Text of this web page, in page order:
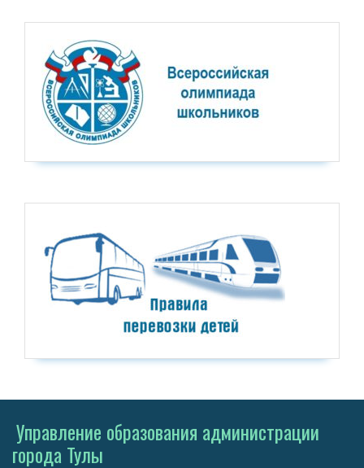
Управление образования администрации
города Тулы